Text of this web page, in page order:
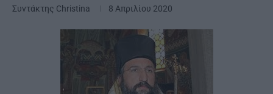
Συντάκτης Christina 8 Απριλίου 2020